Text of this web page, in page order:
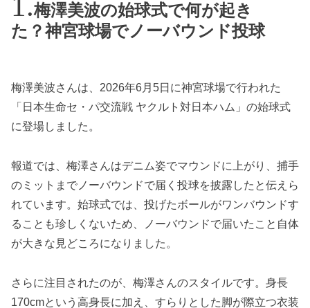
梅澤美波の始球式で何が起き
た？神宮球場でノーバウンド投球
梅澤美波さんは、2026年6月5日に神宮球場で行われた
「日本生命セ・パ交流戦 ヤクルト対日本ハム」の始球式
に登場しました。
報道では、梅澤さんはデニム姿でマウンドに上がり、捕手
のミットまでノーバウンドで届く投球を披露したと伝えら
れています。始球式では、投げたボールがワンバウンドす
ることも珍しくないため、ノーバウンドで届いたこと自体
が大きな見どころになりました。
さらに注目されたのが、梅澤さんのスタイルです。身長
170cmという高身長に加え、すらりとした脚が際立つ衣装